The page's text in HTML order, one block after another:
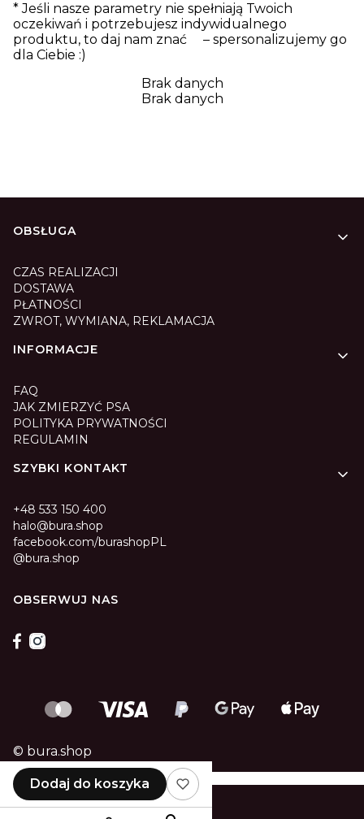
* Jeśli nasze parametry nie spełniają Twoich
oczekiwań i potrzebujesz indywidualnego
produktu, to daj nam znać – spersonalizujemy go
dla Ciebie :)
Brak danych
Brak danych
Linki w stopce
OBSŁUGA
CZAS REALIZACJI
DOSTAWA
PŁATNOŚCI
ZWROT, WYMIANA, REKLAMACJA
INFORMACJE
FAQ
JAK ZMIERZYĆ PSA
POLITYKA PRYWATNOŚCI
REGULAMIN
SZYBKI KONTAKT
+48 533 150 400
halo@bura.shop
facebook.com/burashopPL
@bura.shop
OBSERWUJ NAS
© bura.shop
Dodaj do koszyka